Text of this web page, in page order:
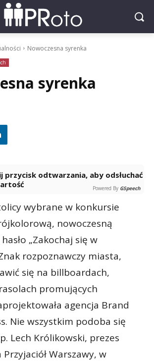
Nowoczesna syrenka
syrenka
Powered By GSpeech
wybrane w konkursie
nowoczesną
„Zakochaj się w
rozpoznawczy miasta,
się na billboardach,
promujących
agencja Brand
Nie wszystkim podoba się
Lech Królikowski, prezes
Warszawy, w